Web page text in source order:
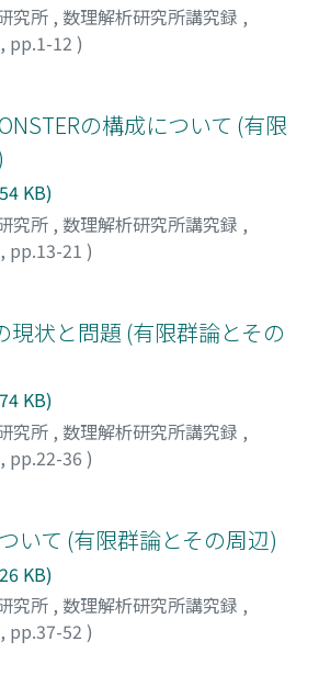
究所 , 数理解析研究所講究録 ,
, pp.1-12 )
の構成について (有限
KB)
究所 , 数理解析研究所講究録 ,
, pp.13-21 )
現状と問題 (有限群論とその
KB)
究所 , 数理解析研究所講究録 ,
, pp.22-36 )
いて (有限群論とその周辺)
KB)
究所 , 数理解析研究所講究録 ,
, pp.37-52 )